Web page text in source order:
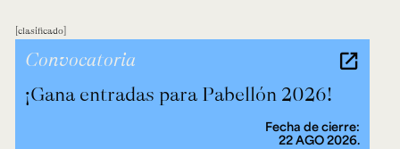
clasificado
¡Gana entradas para Pabellón 2026!
Convocatoria
Fecha de cierre:
22 AGO 2026.